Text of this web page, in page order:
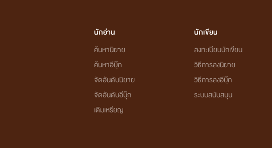
นักอ่าน
ค้นหานิยาย
ค้นหาอีบุ๊ก
จัดอันดับนิยาย
จัดอันดับอีบุ๊ก
เติมเหรียญ
นักเขียน
ลงทะเบียนนักเขียน
วิธีการลงนิยาย
วิธีการลงอีบุ๊ก
ระบบสนับสนุน